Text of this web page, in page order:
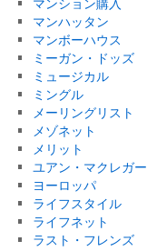
マンハッタン
マンボーハウス
ミーガン・ドッズ
ミュージカル
ミングル
メーリングリスト
メゾネット
メリット
ユアン・マクレガー
ヨーロッパ
ライフスタイル
ライフネット
ラスト・フレンズ